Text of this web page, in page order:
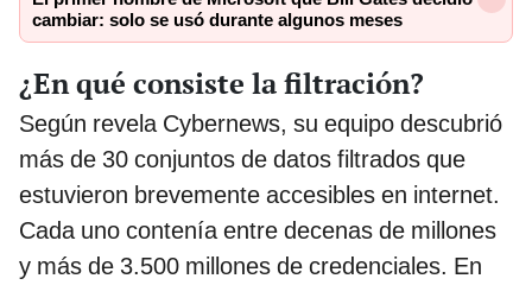
cambiar: solo se usó durante algunos meses
¿En qué consiste la filtración?
Según revela Cybernews, su equipo descubrió
más de 30 conjuntos de datos filtrados que
estuvieron brevemente accesibles en internet.
Cada uno contenía entre decenas de millones
y más de 3.500 millones de credenciales. En